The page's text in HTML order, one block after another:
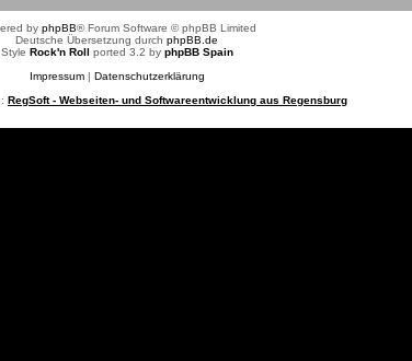
by phpBB® Forum Software © phpBB Limited
Deutsche Übersetzung durchphpBB.de
Style Rock'n Roll ported 3.2 by phpBB Spain
Impressum| Datenschutzerklärung
RegSoft - Webseiten- und Softwareentwicklung aus Regensburg